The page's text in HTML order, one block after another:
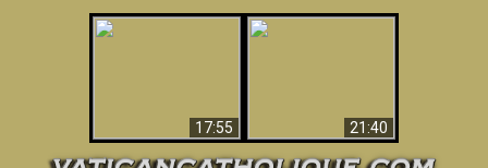
17:55
21:40